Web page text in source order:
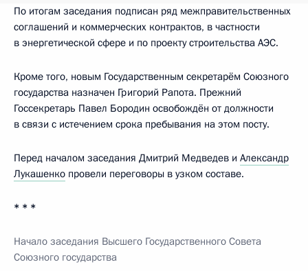
По итогам заседания подписан ряд межправительственных
соглашений и коммерческих контрактов, в частности
в энергетической сфере и по проекту строительства АЭС.
Кроме того, новым Государственным секретарём Союзного
государства назначен Григорий Рапота. Прежний
Госсекретарь Павел Бородин освобождён от должности
в связи с истечением срока пребывания на этом посту.
Перед началом заседания Дмитрий Медведев и Александр
Лукашенко провели переговоры в узком составе.
* * *
Начало заседания Высшего Государственного Совета
Союзного государства